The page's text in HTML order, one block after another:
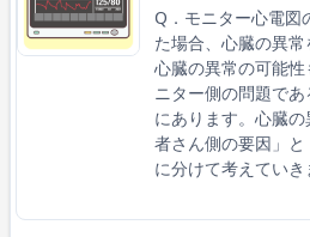
Q．モニター心電図
た場合、心臓の異常
心臓の異常の可能
ニター側の問題で
にあります。心臓
者さん側の要因」
に分けて考えていき